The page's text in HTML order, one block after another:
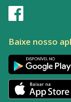
Baixe nosso